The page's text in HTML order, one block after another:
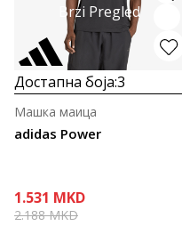
Brzi Pregled
Достапна боја:3
adidas Power
Машка маица
1.531 MKD
2.188MKD